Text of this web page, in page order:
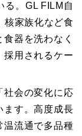
る。GL FILM自
核家族化など食
器を洗わなく
採用されるケー
社会の変化に応
ます。高度成長
温流通で多品種